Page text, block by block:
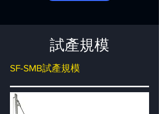
試產規模
SF-SMB試產規模